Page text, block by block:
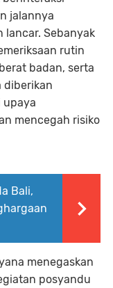
jalannya
lancar. Sebanyak
rutin
badan, serta
diberikan
upaya
mencegah risiko
Bali,
menegaskan
posyandu